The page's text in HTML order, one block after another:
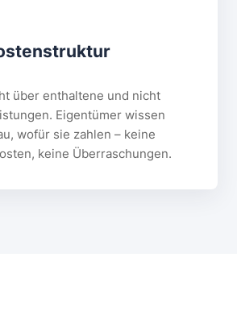
über enthaltene und nicht
Eigentümer wissen
wofür sie zahlen – keine
keine Überraschungen.